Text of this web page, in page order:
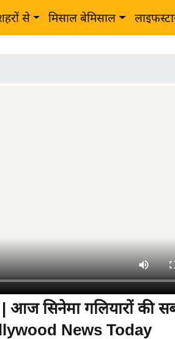
से मिसाल बेमिसाल
सिनेमा गलियारों की
News Today